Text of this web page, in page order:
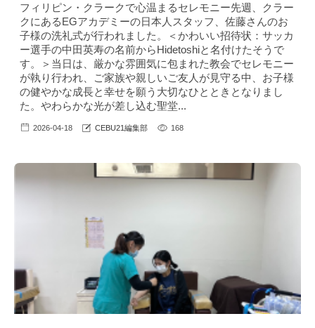
フィリピン・クラークで心温まるセレモニー先週、クラー
クにあるEGアカデミーの日本人スタッフ、佐藤さんのお
子様の洗礼式が行われました。＜かわいい招待状：サッカ
ー選手の中田英寿の名前からHidetoshiと名付けたそうで
す。＞当日は、厳かな雰囲気に包まれた教会でセレモニー
が執り行われ、ご家族や親しいご友人が見守る中、お子様
の健やかな成長と幸せを願う大切なひとときとなりまし
た。やわらかな光が差し込む聖堂...
2026-04-18 CEBU21編集部 168